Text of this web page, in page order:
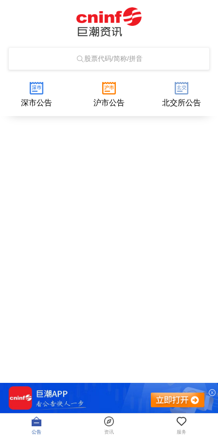
股票代码/简称/拼音
深市公告 沪市公告 北交所公告
公告 资讯 服务